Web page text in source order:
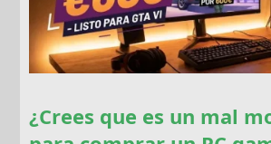
¿Crees que es un mal